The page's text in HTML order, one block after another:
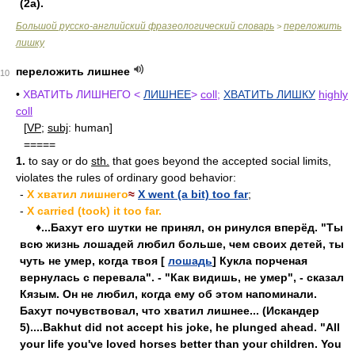
(2a).
Большой русско-английский фразеологический словарь > переложить
лишку
10
переложить лишнее
• ХВАТИТЬ ЛИШНЕГО < ЛИШНЕЕ> coll; ХВАТИТЬ ЛИШКУ highly
coll
[VP; subj: human]
=====
1. to say or do sth. that goes beyond the accepted social limits,
violates the rules of ordinary good behavior:
- X хватил лишнего≈ X went (a bit) too far;
- X carried (took) it too far.
♦...Бахут его шутки не принял, он ринулся вперёд. "Ты
всю жизнь лошадей любил больше, чем своих детей, ты
чуть не умер, когда твоя [ лошадь] Кукла порченая
вернулась с перевала". - "Как видишь, не умер", - сказал
Кязым. Он не любил, когда ему об этом напоминали.
Бахут почувствовал, что хватил лишнее... (Искандер
5)....Bakhut did not accept his joke, he plunged ahead. "All
your life you've loved horses better than your children. You